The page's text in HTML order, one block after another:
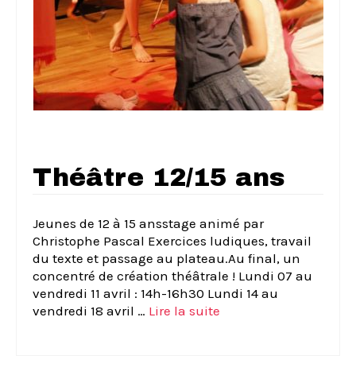
Théâtre 12/15 ans
Jeunes de 12 à 15 ansstage animé par
Christophe Pascal Exercices ludiques, travail
du texte et passage au plateau.Au final, un
concentré de création théâtrale ! Lundi 07 au
vendredi 11 avril : 14h-16h30 Lundi 14 au
vendredi 18 avril … Lire la suite­­